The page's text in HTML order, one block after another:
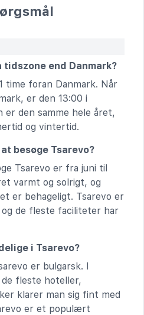
tidszone end Danmark?
time foran Danmark. Når
er den 13:00 i
er den samme hele året,
og vintertid.
besøge Tsarevo?
Tsarevo er fra juni til
varmt og solrigt, og
er behageligt. Tsarevo er
de fleste faciliteter har
i Tsarevo?
er bulgarsk. I
fleste hoteller,
klarer man sig fint med
er et populært